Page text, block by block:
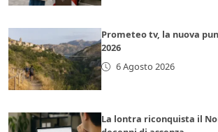
Prometeo tv, la nuova
2026
6 Agosto 2026
La lontra riconquista il